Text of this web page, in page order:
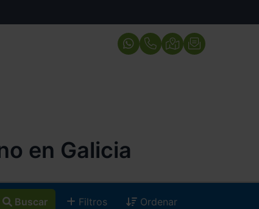
en Galicia
Buscar Filtros Ordenar